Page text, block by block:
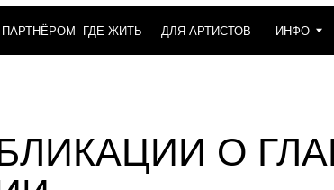
ГДЕ ЖИТЬ ДЛЯ АРТИСТОВ ИНФО
О